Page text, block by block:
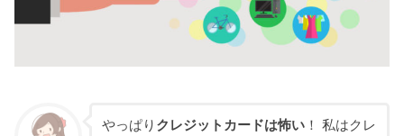
やっぱり クレジットカードは怖い！ 私はクレ